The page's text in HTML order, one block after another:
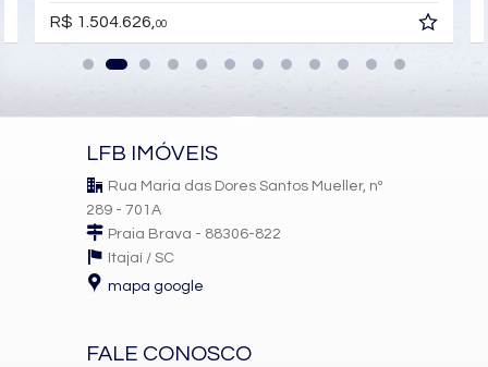
R$ 1.504.626,00
LFB IMÓVEIS
Rua Maria das Dores Santos Mueller, nº
289 - 701A
Praia Brava - 88306-822
Itajaí / SC
mapa google
FALE CONOSCO